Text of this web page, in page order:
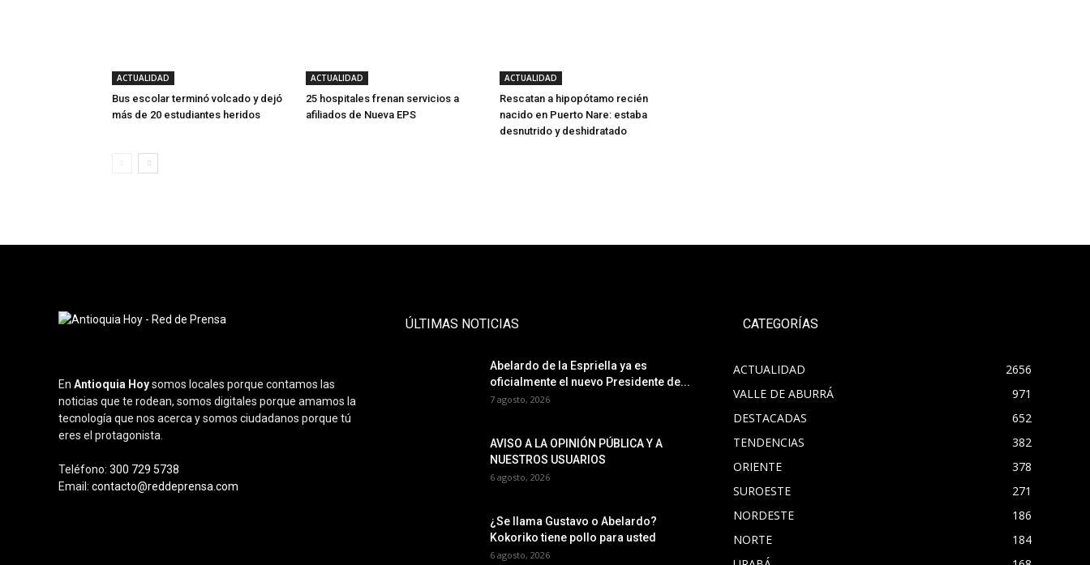
ACTUALIDAD
Bus escolar terminó volcado y dejó
más de 20 estudiantes heridos
ACTUALIDAD
25 hospitales frenan servicios a
afiliados de Nueva EPS
ACTUALIDAD
Rescatan a hipopótamo recién
nacido en Puerto Nare: estaba
desnutrido y deshidratado
En Antioquia Hoysomos locales porque contamos las
noticias que te rodean, somos digitales porque amamos la
tecnología que nos acerca y somos ciudadanos porque tú
eres el protagonista.
Teléfono: 300 729 5738
Email: contacto@reddeprensa.com
ÚLTIMAS NOTICIAS
Abelardo de la Espriella ya es
oficialmente el nuevo Presidente de...
7 agosto, 2026
AVISO A LA OPINIÓN PÚBLICA Y A
NUESTROS USUARIOS
6 agosto, 2026
¿Se llama Gustavo o Abelardo?
Kokoriko tiene pollo para usted
6 agosto, 2026
CATEGORÍAS
ACTUALIDAD
2656
VALLE DE ABURRÁ
971
DESTACADAS
652
TENDENCIAS
382
ORIENTE
378
SUROESTE
271
NORDESTE
186
NORTE
184